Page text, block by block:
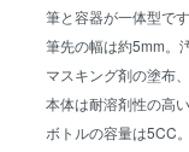
筆と容器が一体型で
筆先の幅は約5mm。
マスキング剤の塗布
本体は耐溶剤性の高
ボトルの容量は5CC